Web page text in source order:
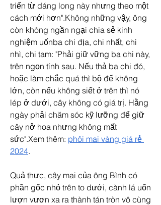
triển từ dáng long này nhưng theo một
cách mới hơn".Không những vậy, ông
còn không ngần ngại chia sẻ kinh
nghiệm uốnba chi địa, chi nhất, chi
nhì, chi tam: "Phải giữ vững ba chi này,
trên ngọn tính sau. Nếu thả ba chi đó,
hoặc làm chắc quá thì bộ đế không
lớn, còn nếu không siết ở trên thì nó
lép ở dưới, cây không có giá trị. Hằng
ngày phải chăm sóc kỹ lưỡng để giữ
cây nở hoa nhưng không mất
sức".Xem thêm: phôi mai vàng giá rẻ
2024.
Quả thực, cây mai của ông Bình có
phần gốc nhỏ trên to dưới, cành lá uốn
lượn vươn xa ra thành tán tròn vô cùng